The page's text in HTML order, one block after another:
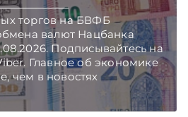
торгов на БВФБ
валют Нацбанка
Подписывайтесь на
Главное об экономике
чем в новостях